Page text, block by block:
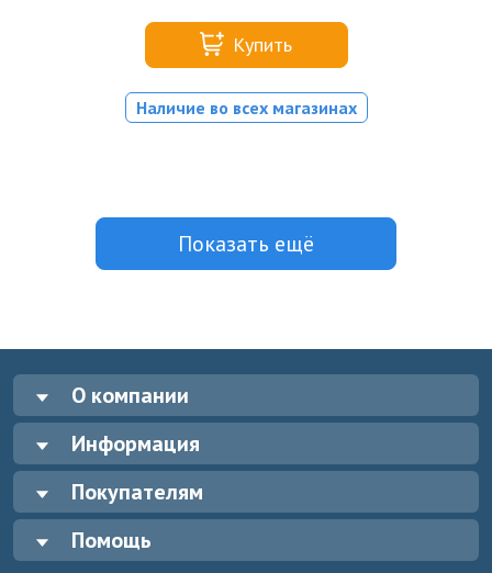
Купить
Наличие во всех магазинах
Показать ещё
О компании
Информация
Покупателям
Помощь